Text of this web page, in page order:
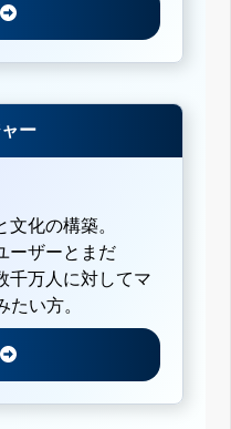
ー
化の構築。
ーザーとまだ
千万人に対してマ
たい方。